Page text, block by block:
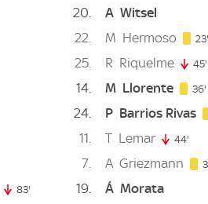
34. minute
83' 83. minute
20 A Witsel
22
M Hermoso 23'
25 R Riquelme 45'
14 M Llorente 36'
24 P Barrios Rivas
11 T Lemar 44'
7 A Griezmann
19 Á Morata